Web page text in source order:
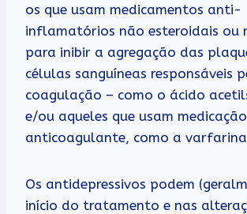
os que usam medicamentos anti-
inflamatórios não esteroidais ou
para inibir a agregação das
células sanguíneas responsáveis
coagulação – como o ácido
e/ou aqueles que usam medicação
anticoagulante, como a
Os antidepressivos podem
início do tratamento e nas